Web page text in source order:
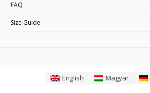
FAQ
Size Guide
English Magyar